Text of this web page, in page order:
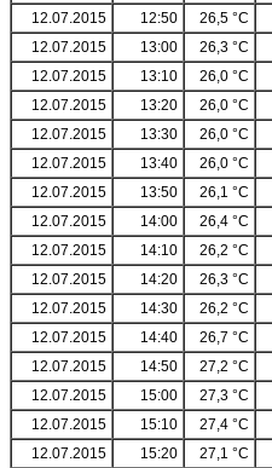
12.07.2015
12:50 26,5 °C
12.07.2015
13:00 26,3 °C
12.07.2015
13:10 26,0 °C
12.07.2015
13:20 26,0 °C
12.07.2015
13:30 26,0 °C
12.07.2015
13:40 26,0 °C
12.07.2015
13:50 26,1 °C
12.07.2015
14:00 26,4 °C
12.07.2015
14:10 26,2 °C
12.07.2015
14:20 26,3 °C
12.07.2015
14:30 26,2 °C
12.07.2015
14:40 26,7 °C
12.07.2015
14:50 27,2 °C
12.07.2015
15:00 27,3 °C
12.07.2015
15:10 27,4 °C
12.07.2015
15:20 27,1 °C